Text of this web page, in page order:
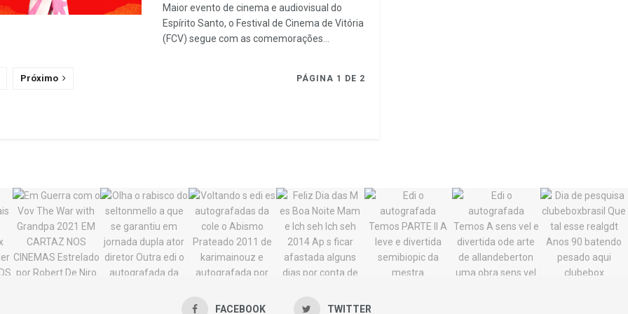
Maior evento de cinema e audiovisual do
Espírito Santo, o Festival de Cinema de Vitória
(FCV) segue com as comemorações...
PÁGINA 1 DE 2
Próximo
FACEBOOK TWITTER